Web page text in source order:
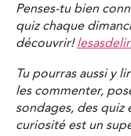
Penses-tu bien
quiz chaque
découvrir!
Tu pourras aussi y
les commenter,
sondages, des quiz
curiosité est un